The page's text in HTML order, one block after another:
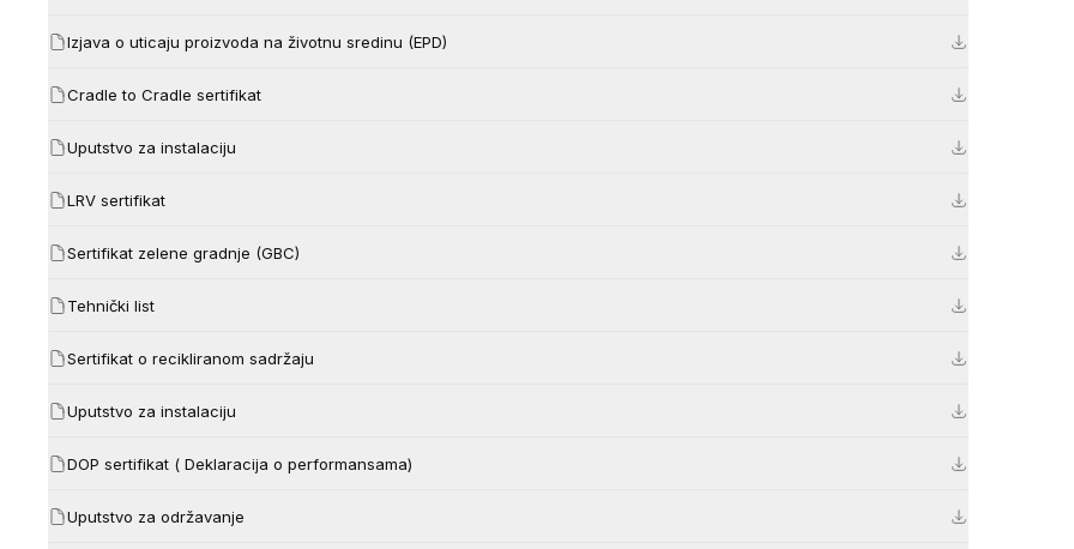
Izjava o uticaju proizvoda na životnu sredinu (EPD)
Cradle to Cradle sertifikat
Uputstvo za instalaciju
LRV sertifikat
Sertifikat zelene gradnje (GBC)
Tehnički list
Sertifikat o recikliranom sadržaju
Uputstvo za instalaciju
DOP sertifikat ( Deklaracija o performansama)
Uputstvo za održavanje